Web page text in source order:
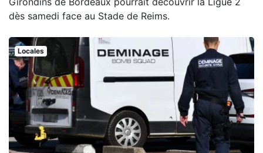
dès samedi face au Stade de Reims.
Locales